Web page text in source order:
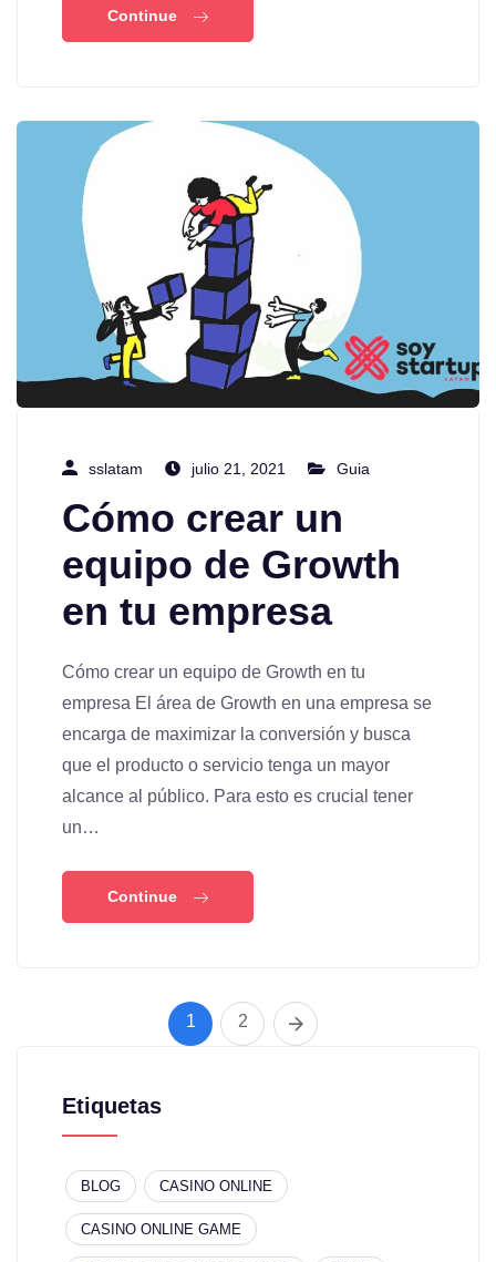
Continue
sslatam julio 21, 2021 Guia
Cómo crear un
equipo de Growth
en tu empresa
Cómo crear un equipo de Growth en tu
empresa El área de Growth en una empresa se
encarga de maximizar la conversión y busca
que el producto o servicio tenga un mayor
alcance al público. Para esto es crucial tener
un…
Continue
1 2
Etiquetas
BLOG CASINO ONLINE
CASINO ONLINE GAME